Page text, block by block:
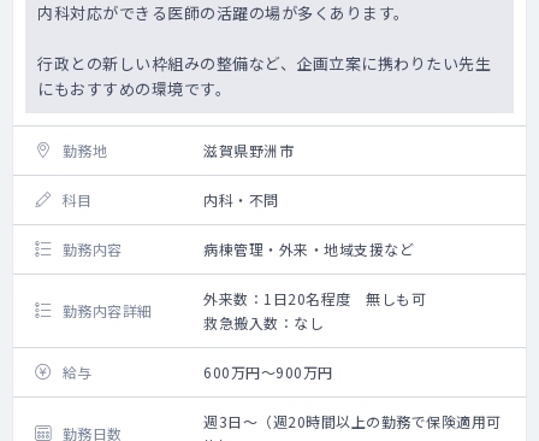
内科対応ができる医師の活躍の場が多くあります。
行政との新しい枠組みの整備など、企画立案に携わりたい先生
にもおすすめの環境です。
勤務地 滋賀県野洲市
科目 内科・不問
勤務内容 病棟管理・外来・地域支援など
勤務内容詳細
外来数：1日20名程度 無しも可
救急搬入数：なし
給与 600万円～900万円
勤務日数
週3日～（週20時間以上の勤務で保険適用可